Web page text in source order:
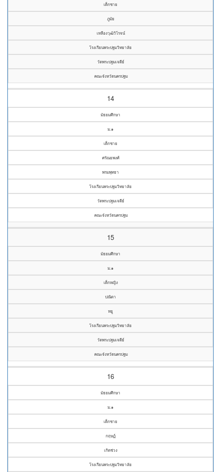
เด็กชาย
ภูมัย
เหลืองวุฒิวิโรจน์
โรงเรียนพระปฐมวิทยาลัย
วัดพระปฐมเจดีย์
คณะจังหวัดนครปฐม
14
มัธยมศึกษา
ม.๑
เด็กชาย
ศรัณยพงศ์
พรมพุทธา
โรงเรียนพระปฐมวิทยาลัย
วัดพระปฐมเจดีย์
คณะจังหวัดนครปฐม
15
มัธยมศึกษา
ม.๑
เด็กหญิง
ปณิตา
หยู
โรงเรียนพระปฐมวิทยาลัย
วัดพระปฐมเจดีย์
คณะจังหวัดนครปฐม
16
มัธยมศึกษา
ม.๑
เด็กชาย
กฤษฏ์
เกิดช่วง
โรงเรียนพระปฐมวิทยาลัย